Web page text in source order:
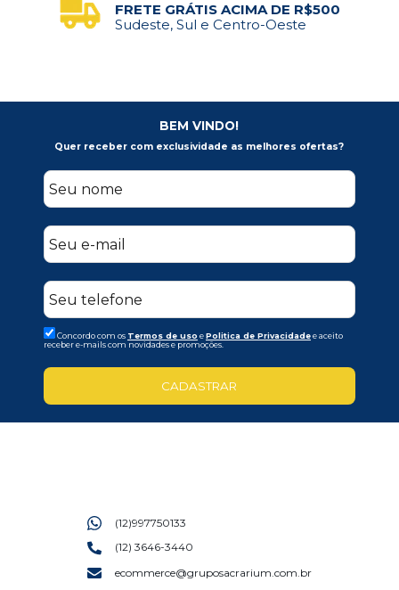
FRETE GRÁTIS ACIMA DE R$500
Sudeste, Sul e Centro-Oeste
BEM VINDO!
Quer receber com exclusividade as melhores ofertas?
Concordo com os Termos de uso ePolitica de Privacidadee aceito
receber e-mails com novidades e promoções.
CADASTRAR
(12)997750133
(12) 3646-3440
ecommerce@gruposacrarium.com.br